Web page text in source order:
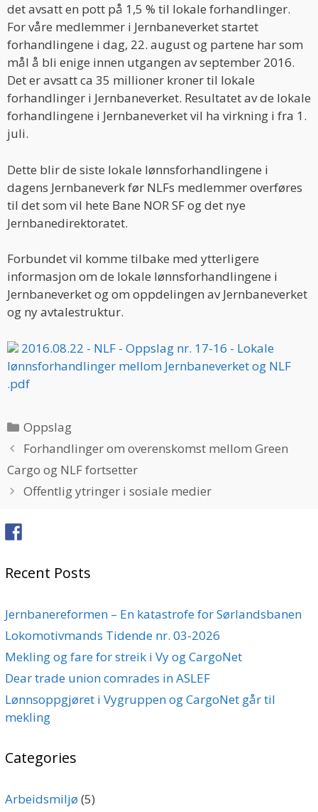
det avsatt en pott på 1,5 % til lokale forhandlinger.
For våre medlemmer i Jernbaneverket startet
forhandlingene i dag, 22. august og partene har som
mål å bli enige innen utgangen av september 2016.
Det er avsatt ca 35 millioner kroner til lokale
forhandlinger i Jernbaneverket. Resultatet av de lokale
forhandlingene i Jernbaneverket vil ha virkning i fra 1.
juli.
Dette blir de siste lokale lønnsforhandlingene i
dagens Jernbaneverk før NLFs medlemmer overføres
til det som vil hete Bane NOR SF og det nye
Jernbanedirektoratet.
Forbundet vil komme tilbake med ytterligere
informasjon om de lokale lønnsforhandlingene i
Jernbaneverket og om oppdelingen av Jernbaneverket
og ny avtalestruktur.
2016.08.22 - NLF - Oppslag nr. 17-16 - Lokale
lønnsforhandlinger mellom Jernbaneverket og NLF
.pdf
Categories
Oppslag
Forhandlinger om overenskomst mellom Green
Cargo og NLF fortsetter
Offentlig ytringer i sosiale medier
Recent Posts
Jernbanereformen – En katastrofe for Sørlandsbanen
Lokomotivmands Tidende nr. 03-2026
Mekling og fare for streik i Vy og CargoNet
Dear trade union comrades in ASLEF
Lønnsoppgjøret i Vygruppen og CargoNet går til
mekling
Categories
Arbeidsmiljø (5)